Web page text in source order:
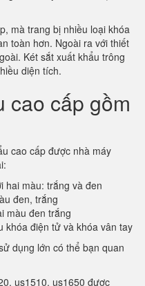
mà trang bị nhiều loại khóa
toàn hơn. Ngoài ra với thiết
Két sắt xuất khẩu trông
diện tích.
cao cấp gồm
cao cấp được nhà máy
hai màu: trắng và đen
đen, trắng
màu đen trắng
khóa điện tử và khóa vân tay
dụng lớn có thể bạn quan
us1510, us1650 được